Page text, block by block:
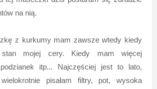
na nią.
z kurkumy mam zawsze wtedy kiedy
mojej cery. Kiedy mam więcej
itp... Najczęściej jest to lato,
pisałam filtry, pot, wysoka